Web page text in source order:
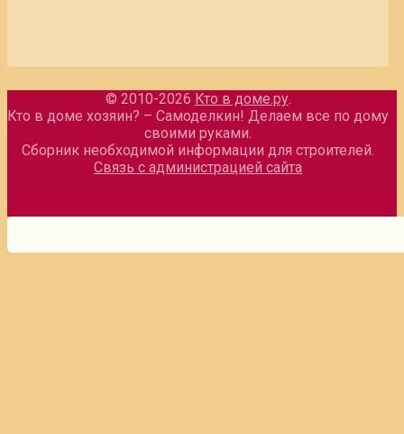
© 2010-2026 Кто в доме.ру.
Кто в доме хозяин? – Самоделкин! Делаем все по дому
своими руками.
Сборник необходимой информации для строителей.
Связь с администрацией сайта